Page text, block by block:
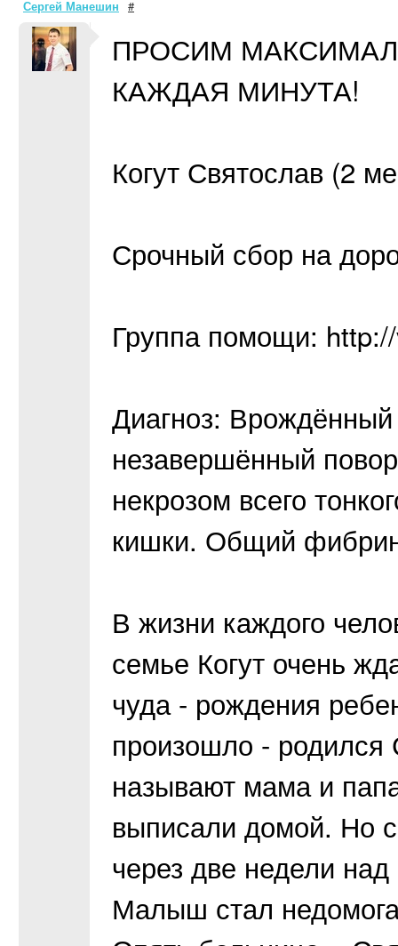
Сергей Манешин #
ПРОСИМ
КАЖДАЯ МИНУТА!
Когут Святослав (2
Срочный сбор на
Группа помощи:
Диагноз:
незавершённый
некрозом всего
кишки. Общий
В жизни каждого
семье Когут очень
чуда - рождения
произошло - родился
называют мама и
выписали домой. Но
через две недели
Малыш стал